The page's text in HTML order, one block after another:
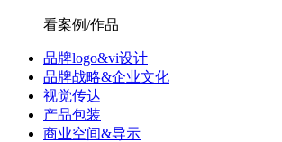
看案例/作品
品牌logo&vi设计
品牌战略&企业文化
视觉传达
产品包装
商业空间&导示